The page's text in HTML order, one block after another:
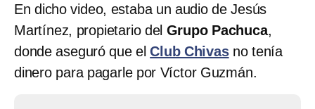
En dicho video, estaba un audio de Jesús
Martínez, propietario del Grupo Pachuca,
donde aseguró que elClub Chivasno tenía
dinero para pagarle por Víctor Guzmán.